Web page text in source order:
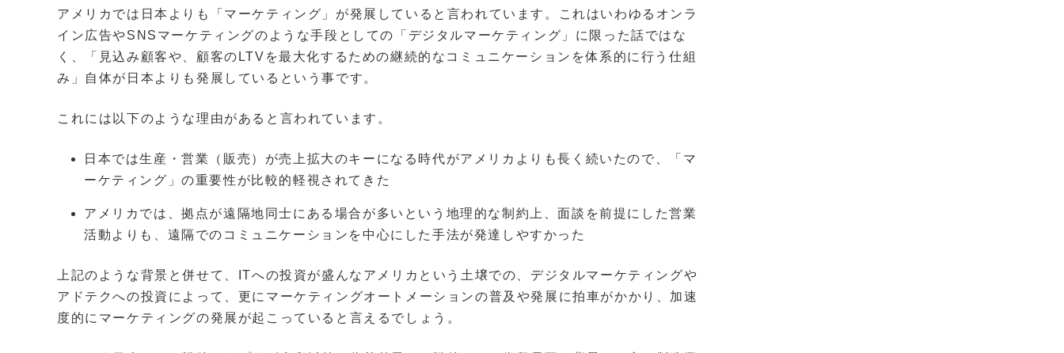
アメリカでは日本よりも「マーケティング」が発展していると言われています。これはいわゆるオンラ
イン広告やSNSマーケティングのような手段としての「デジタルマーケティング」に限った話ではな
く、「見込み顧客や、顧客のLTVを最大化するための継続的なコミュニケーションを体系的に行う仕組
み」自体が日本よりも発展しているという事です。
これには以下のような理由があると言われています。
日本では生産・営業（販売）が売上拡大のキーになる時代がアメリカよりも長く続いたので、「マ
ーケティング」の重要性が比較的軽視されてきた
アメリカでは、拠点が遠隔地同士にある場合が多いという地理的な制約上、面談を前提にした営業
活動よりも、遠隔でのコミュニケーションを中心にした手法が発達しやすかった
上記のような背景と併せて、ITへの投資が盛んなアメリカという土壌での、デジタルマーケティングや
アドテクへの投資によって、更にマーケティングオートメーションの普及や発展に拍車がかかり、加速
度的にマーケティングの発展が起こっていると言えるでしょう。